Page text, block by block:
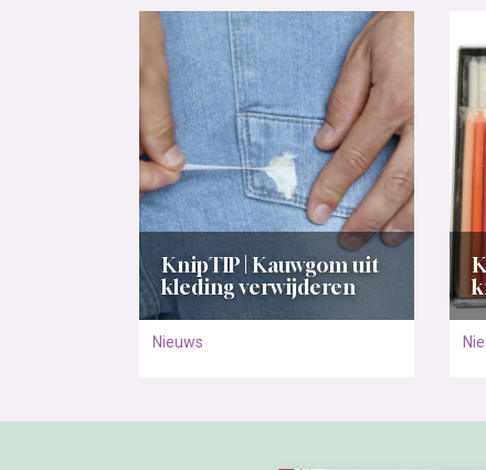
KnipTIP | Kauwgom uit
kleding verwijderen
Nieuws